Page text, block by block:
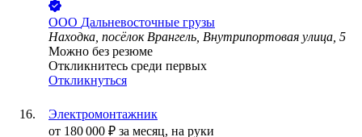
ООО Дальневосточные грузы
Находка, посёлок Врангель, Внутрипортовая улица, 5
Можно без резюме
Откликнитесь среди первых
Откликнуться
Электромонтажник
от 180 000 ₽ за месяц, на руки